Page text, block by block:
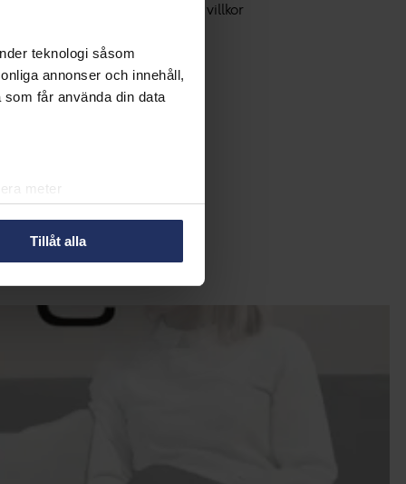
teknologi såsom
annonser och innehåll,
får använda din data
meter
. Du kan ändra
oss att du känner till de
den lilla ikonen längst ner
om dig för olika
välja att välja vilken
Tillåt alla
brinner för Talang på lika villkor